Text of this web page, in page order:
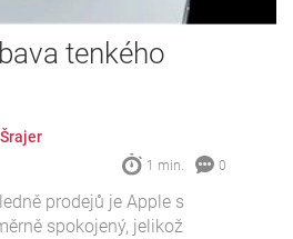
tenkého
1 min. 0
prodejů je Apple s
spokojený, jelikož